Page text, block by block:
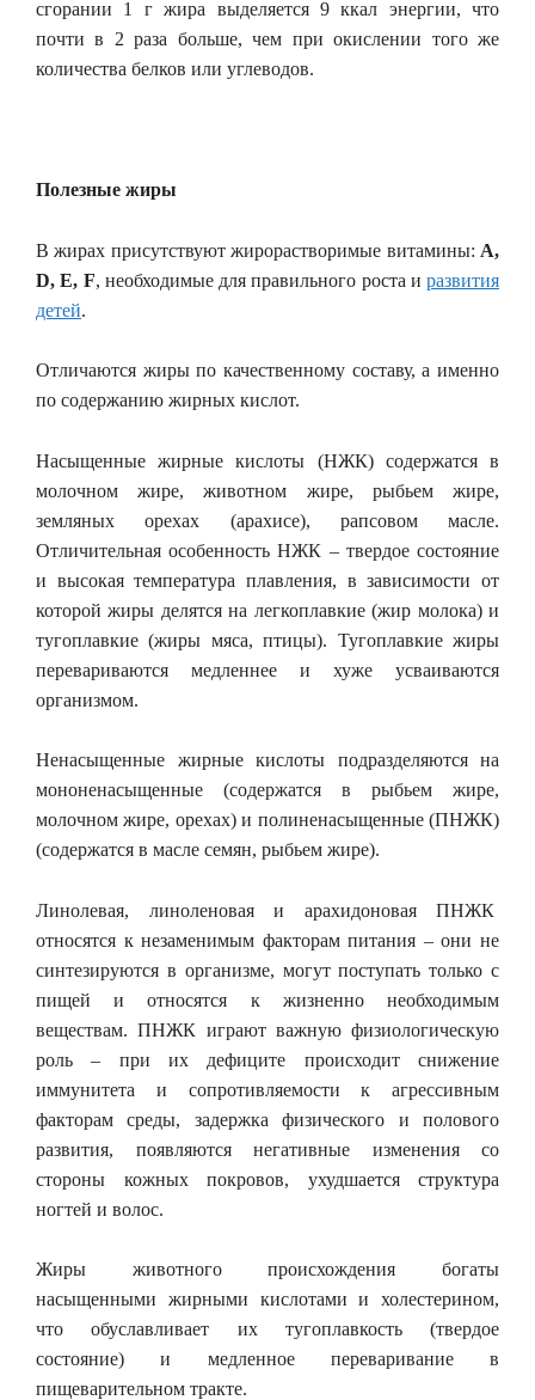
сгорании 1 г жира выделяется 9 ккал энергии, что
почти в 2 раза больше, чем при окислении того же
количества белков или углеводов.
Полезные жиры
В жирах присутствуют жирорастворимые витамины: А,
D, Е, F, необходимые для правильного роста и развития
детей.
Отличаются жиры по качественному составу, а именно
по содержанию жирных кислот.
Насыщенные жирные кислоты (НЖК) содержатся в
молочном жире, животном жире, рыбьем жире,
земляных орехах (арахисе), рапсовом масле.
Отличительная особенность НЖК – твердое состояние
и высокая температура плавления, в зависимости от
которой жиры делятся на легкоплавкие (жир молока) и
тугоплавкие (жиры мяса, птицы). Тугоплавкие жиры
перевариваются медленнее и хуже усваиваются
организмом.
Ненасыщенные жирные кислоты подразделяются на
мононенасыщенные (содержатся в рыбьем жире,
молочном жире, орехах) и полиненасыщенные (ПНЖК)
(содержатся в масле семян, рыбьем жире).
Линолевая, линоленовая и арахидоновая ПНЖК
относятся к незаменимым факторам питания – они не
синтезируются в организме, могут поступать только с
пищей и относятся к жизненно необходимым
веществам. ПНЖК играют важную физиологическую
роль – при их дефиците происходит снижение
иммунитета и сопротивляемости к агрессивным
факторам среды, задержка физического и полового
развития, появляются негативные изменения со
стороны кожных покровов, ухудшается структура
ногтей и волос.
Жиры животного происхождения богаты
насыщенными жирными кислотами и холестерином,
что обуславливает их тугоплавкость (твердое
состояние) и медленное переваривание в
пищеварительном тракте.